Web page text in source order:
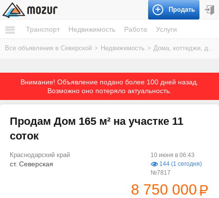
Продать
Транспорт Недвижимость Работа Услуги
Все объявления в Северской > Недвижимость > Дома, коттеджи, дачи
Внимание! Объявление подано более 100 дней назад.
Возможно оно потеряло актуальность.
Продам Дом 165 м² на участке 11
соток
Краснодарский край
ст. Северская
10 июня в 06:43
144 (1 сегодня)
№7817
8 750 000